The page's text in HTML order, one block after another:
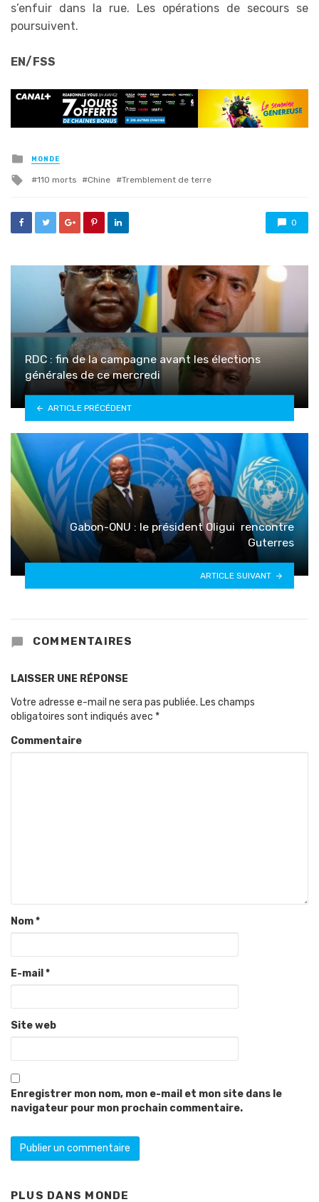
s’enfuir dans la rue. Les opérations de secours se
poursuivent.
EN/FSS
Posted
in
MONDE
Tagged
110 morts Chine Tremblement de terre
0
RDC : fin de la campagne avant les élections
générales de ce mercredi
ARTICLE PRÉCÉDENT
Gabon-ONU : le président Oligui rencontre
Guterres
ARTICLE SUIVANT
COMMENTAIRES
LAISSER UNE RÉPONSE
Votre adresse e-mail ne sera pas publiée. Les champs
obligatoires sont indiqués avec *
Commentaire
Nom*
E-mail *
Site web
Enregistrer mon nom, mon e-mail et mon site dans le
navigateur pour mon prochain commentaire.
PLUS DANS MONDE